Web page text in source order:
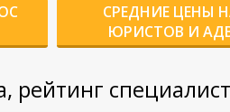
СРЕДНИЕ ЦЕНЫ
ЮРИСТОВ И
рейтинг